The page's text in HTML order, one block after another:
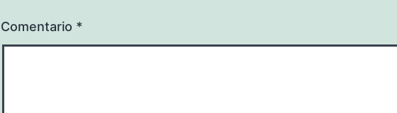
Comentario *